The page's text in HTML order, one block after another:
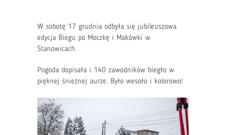
W sobotę 17 grudnia odbyła się jubileuszowa
edycja Biegu po Moczkę i Makówki w
Stanowicach.
Pogoda dopisała i 140 zawodników biegło w
pięknej śnieżnej aurze. Było wesoło i kolorowo!